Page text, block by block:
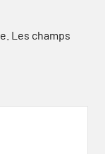
Les champs